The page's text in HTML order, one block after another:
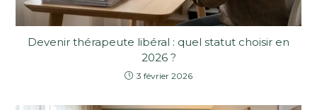
Devenir thérapeute libéral : quel statut choisir en
2026 ?
3 février 2026